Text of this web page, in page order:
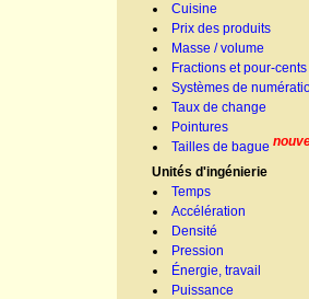
Cuisine
Prix des produits
Masse / volume
Fractions et pour-cents
Systèmes de
Taux de change
Pointures
Tailles de bague
Unités d'ingénierie
Temps
Accélération
Densité
Pression
Énergie, travail
Puissance